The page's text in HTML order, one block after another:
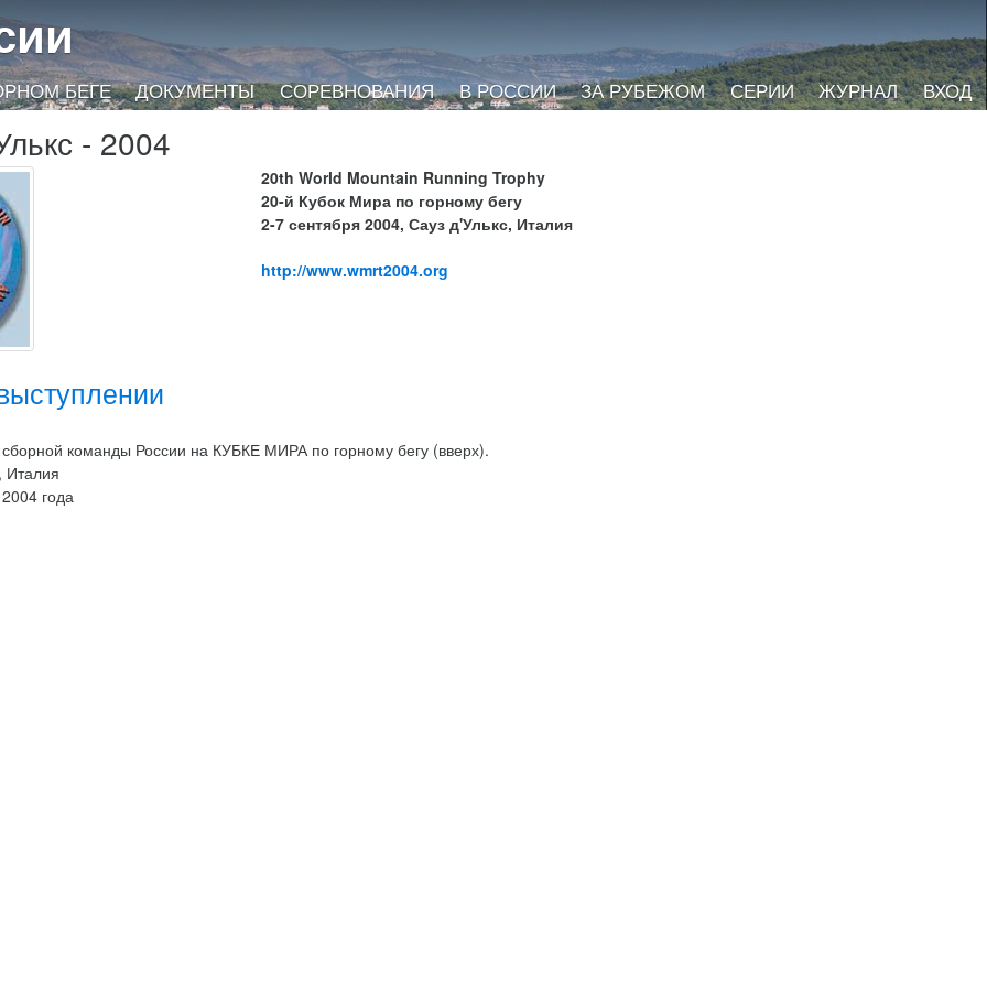
БЕГЕ ДОКУМЕНТЫ СОРЕВНОВАНИЯ В РОССИИ ЗА РУБЕЖОМ СЕРИИ ЖУРНАЛ ВХОД
- 2004
20th World Mountain Running Trophy
20-й Кубок Мира по горному бегу
2-7 сентября 2004, Сауз д'Улькс, Италия
http://www.wmrt2004.org
команды России на КУБКЕ МИРА по горному бегу (вверх).
Италия
года